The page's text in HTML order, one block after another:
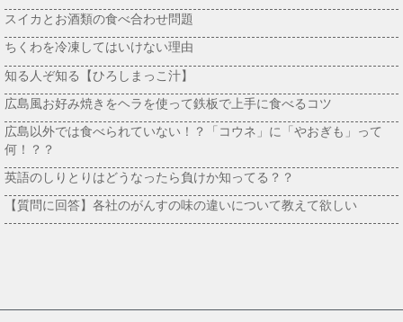
スイカとお酒類の食べ合わせ問題
ちくわを冷凍してはいけない理由
知る人ぞ知る【ひろしまっこ汁】
広島風お好み焼きをヘラを使って鉄板で上手に食べるコツ
広島以外では食べられていない！？「コウネ」に「やおぎも」って
何！？？
英語のしりとりはどうなったら負けか知ってる？？
【質問に回答】各社のがんすの味の違いについて教えて欲しい